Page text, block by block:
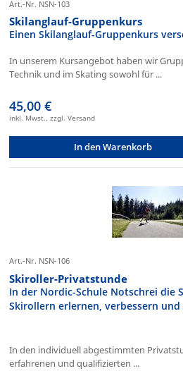
Art.-Nr. NSN-103
Skilanglauf-Gruppenkurs
Einen Skilanglauf-Gruppenkurs
In unserem Kursangebot haben wir
Technik und im Skating sowohl für ...
45,00 €
inkl. Mwst., zzgl. Versand
In den Warenkorb
Art.-Nr. NSN-106
Skiroller-Privatstunde
In der Nordic-Schule Notschrei die
Skirollern erlernen, verbessern
In den individuell abgestimmten
erfahrenen und qualifizierten ...